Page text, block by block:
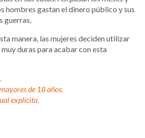
hombres gastan el dinero público y sus
guerras.
manera, las mujeres deciden utilizar
duras para acabar con esta
de 18 años.
explícita.